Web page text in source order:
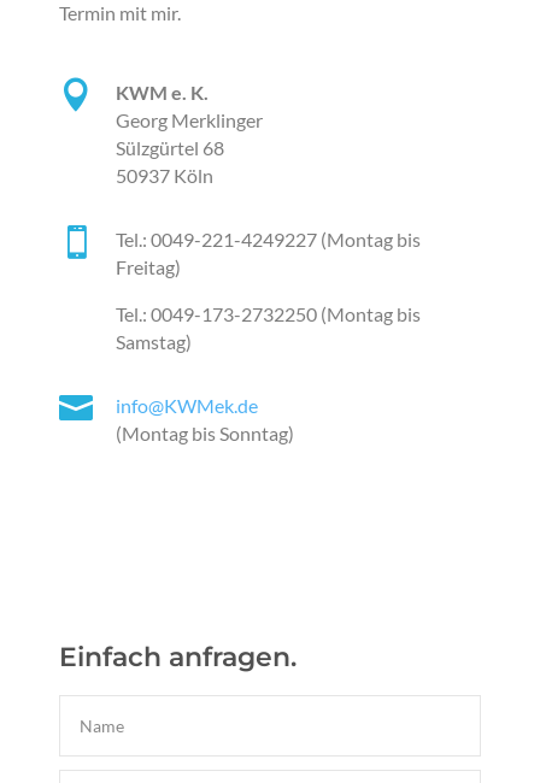
Termin mit mir.

KWM e. K.
Georg Merklinger
Sülzgürtel 68
50937 Köln

Tel.: 0049-221-4249227 (Montag bis
Freitag)
Tel.: 0049-173-2732250 (Montag bis
Samstag)

info@KWMek.de
(Montag bis Sonntag)
Einfach anfragen.